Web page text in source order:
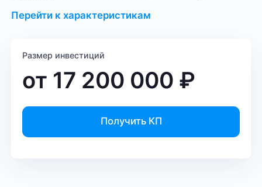
Перейти к характеристикам
Размер инвестиций
от 17 200 000 ₽
Получить КП